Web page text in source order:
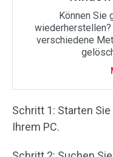
Können Sie
verschiedene
Schritt 1: Starten
Ihrem PC.